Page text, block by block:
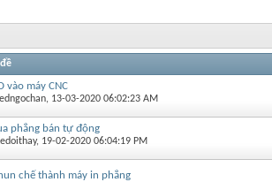
vào máy CNC
‎, 13-03-2020 06:02:23 AM
phẳng bán tự động
‎, 19-02-2020 06:04:19 PM
chế thành máy in phẳng